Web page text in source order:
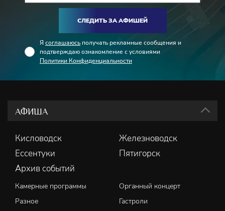
СЛЕДИТЬ ЗА АФИШЕЙ
Я соглашаюсь получать рекламные сообщения и
подтверждаю ознакомление с условиями
Политики Конфиденциальности
АФИША
Кисловодск
Железноводск
Ессентуки
Пятигорск
Архив событий
Камерные программы
Органный концерт
Разное
Гастроли